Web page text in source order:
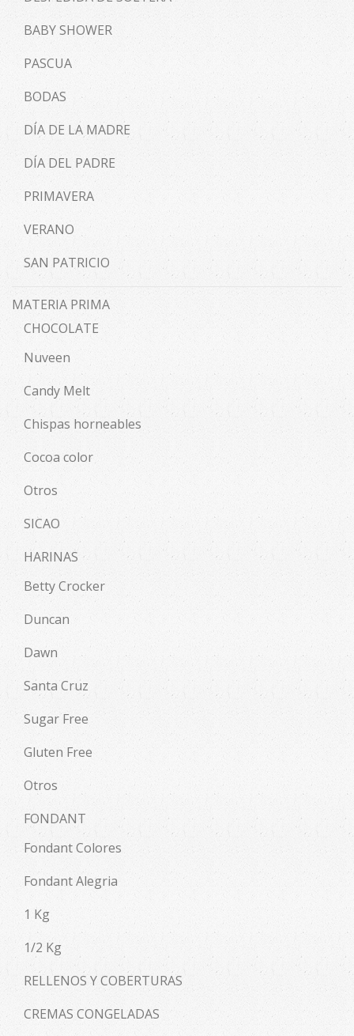
BABY SHOWER
PASCUA
BODAS
DÍA DE LA MADRE
DÍA DEL PADRE
PRIMAVERA
VERANO
SAN PATRICIO
MATERIA PRIMA
CHOCOLATE
Nuveen
Candy Melt
Chispas horneables
Cocoa color
Otros
SICAO
HARINAS
Betty Crocker
Duncan
Dawn
Santa Cruz
Sugar Free
Gluten Free
Otros
FONDANT
Fondant Colores
Fondant Alegria
1 Kg
1/2 Kg
RELLENOS Y COBERTURAS
CREMAS CONGELADAS